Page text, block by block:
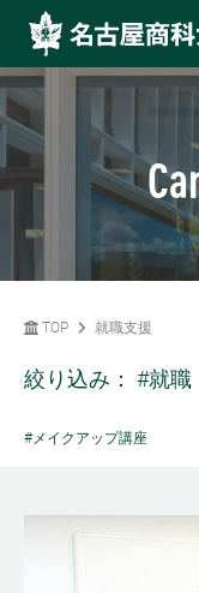
TOP 就職支援
絞り込み： #就職
#メイクアップ講座